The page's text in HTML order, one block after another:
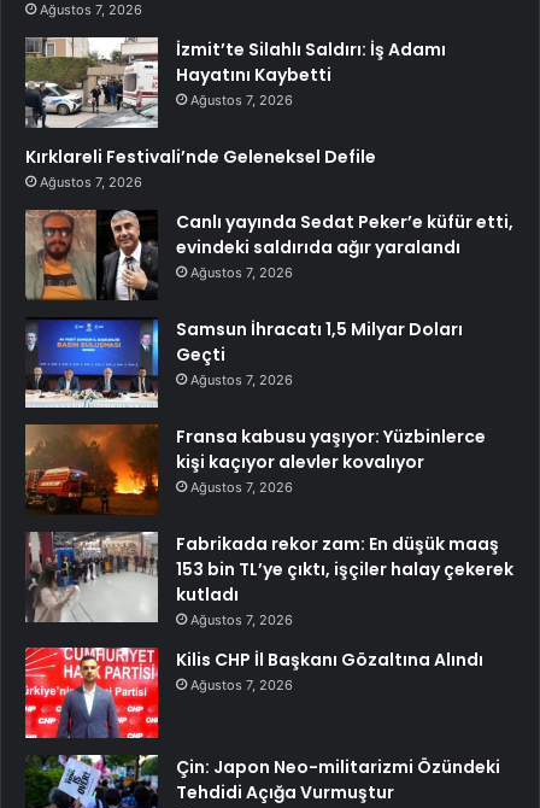
Ağustos 7, 2026
İzmit’te Silahlı Saldırı: İş Adamı
Hayatını Kaybetti
Ağustos 7, 2026
Kırklareli Festivali’nde Geleneksel Defile
Ağustos 7, 2026
Canlı yayında Sedat Peker’e küfür etti,
evindeki saldırıda ağır yaralandı
Ağustos 7, 2026
Samsun İhracatı 1,5 Milyar Doları
Geçti
Ağustos 7, 2026
Fransa kabusu yaşıyor: Yüzbinlerce
kişi kaçıyor alevler kovalıyor
Ağustos 7, 2026
Fabrikada rekor zam: En düşük maaş
153 bin TL’ye çıktı, işçiler halay çekerek
kutladı
Ağustos 7, 2026
Kilis CHP İl Başkanı Gözaltına Alındı
Ağustos 7, 2026
Çin: Japon Neo-militarizmi Özündeki
Tehdidi Açığa Vurmuştur